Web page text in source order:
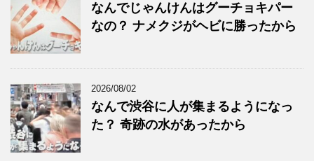
なんでじゃんけんはグーチョキパー
なの？ ナメクジがヘビに勝ったから
2026/08/02
なんで渋谷に人が集まるようになっ
た？ 奇跡の水があったから